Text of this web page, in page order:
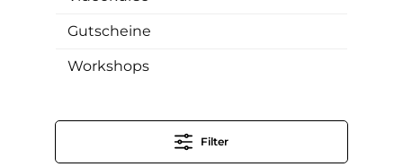
Gutscheine
Workshops
Filter